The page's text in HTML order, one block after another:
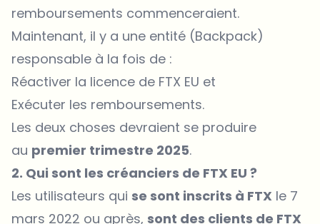
remboursements commenceraient.
Maintenant, il y a une entité (Backpack)
responsable à la fois de :
Réactiver la licence de FTX EU et
Exécuter les remboursements.
Les deux choses devraient se produire
au premier trimestre 2025.
2. Qui sont les créanciers de FTX EU ?
Les utilisateurs qui se sont inscrits à FTX le 7
mars 2022 ou après, sont des clients de FTX